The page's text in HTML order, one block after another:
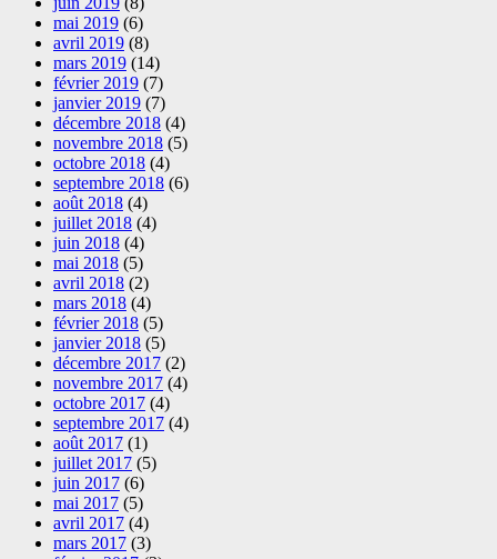
mai 2019 (6)
avril 2019 (8)
mars 2019 (14)
février 2019 (7)
janvier 2019 (7)
décembre 2018 (4)
novembre 2018 (5)
octobre 2018 (4)
septembre 2018 (6)
août 2018 (4)
juillet 2018 (4)
juin 2018 (4)
mai 2018 (5)
avril 2018 (2)
mars 2018 (4)
février 2018 (5)
janvier 2018 (5)
décembre 2017 (2)
novembre 2017 (4)
octobre 2017 (4)
septembre 2017 (4)
août 2017 (1)
juillet 2017 (5)
juin 2017 (6)
mai 2017 (5)
avril 2017 (4)
mars 2017 (3)